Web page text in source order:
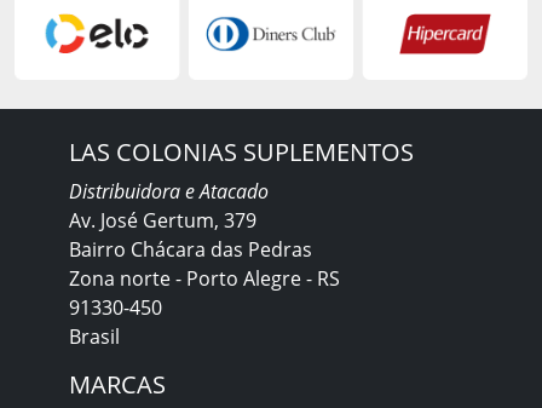
LAS COLONIAS SUPLEMENTOS
Distribuidora e Atacado
Av. José Gertum, 379
Bairro Chácara das Pedras
Zona norte - Porto Alegre - RS
91330-450
Brasil
MARCAS